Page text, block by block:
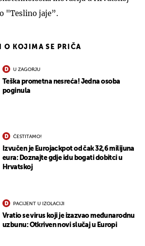
"Teslino jaje”.
O KOJIMA SE PRIČA
U ZAGORJU
Teška prometna nesreća! Jedna osoba
poginula
ČESTITAMO!
Izvučen je Eurojackpot od čak 32,6 milijuna
eura: Doznajte gdje idu bogati dobitci u
Hrvatskoj
PACIJENT U IZOLACIJI
Vratio se virus koji je izazvao međunarodnu
uzbunu: Otkriven novi slučaj u Europi